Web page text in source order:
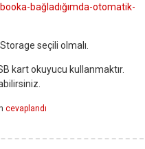
bağladığımda-otomatik-
seçili olmalı.
kart okuyucu kullanmaktır.
cevaplandı